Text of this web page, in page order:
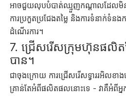
អាចជួយលុបបំបាត់ឈ្មួញកណ្តាលដែលមិន
ការប្រកួតប្រជែងតម្លៃ និងការទំនាក់ទំ
ដំណើរការ។
7. ជ្រើសរើសក្រុមហ៊ុនផលិត
បាន។
ជាចុងក្រោយ ការជ្រើសរើសទ្វាររអិលខ
គ្រាន់តែអំពីផលិតផលនោះទេ - វាគឺអំពីអ្នកផ្គ